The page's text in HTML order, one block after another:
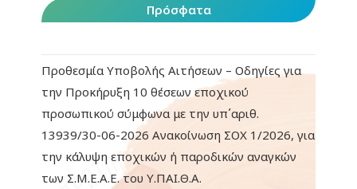
Πρόσφατα
Προθεσμία Υποβολής Αιτήσεων – Οδηγίες για
την Προκήρυξη 10 θέσεων εποχικού
προσωπικού σύμφωνα με την υπ΄αριθ.
13939/30-06-2026 Ανακοίνωση ΣΟΧ 1/2026, για
την κάλυψη εποχικών ή παροδικών αναγκών
των Σ.Μ.Ε.Α.Ε. του Υ.ΠΑΙ.Θ.Α.